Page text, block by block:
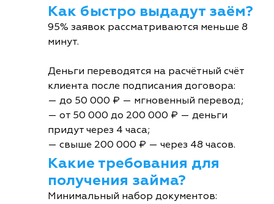
Как быстро выдадут заём?
95% заявок рассматриваются меньше 8
минут.
Деньги переводятся на расчётный счёт
клиента после подписания договора:
— до 50 000 ₽ — мгновенный перевод;
— от 50 000 до 200 000 ₽ — деньги
придут через 4 часа;
— свыше 200 000 ₽ — через 48 часов.
Какие требования для
получения займа?
Минимальный набор документов: